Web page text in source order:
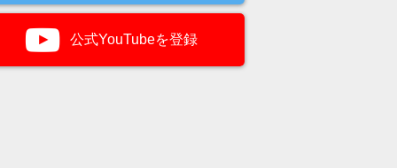
公式YouTubeを登録